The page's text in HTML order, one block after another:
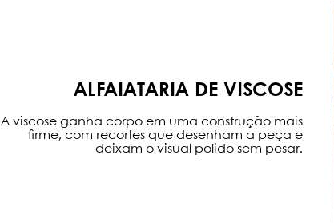
ALFAIATARIA DE VISCOSE
A viscose ganha corpo em uma construção mais
firme, com recortes que desenham a peça e
deixam o visual polido sem pesar.